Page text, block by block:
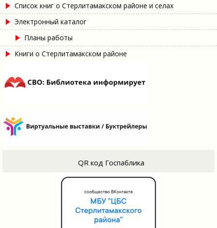
Список книг о Стерлитамакском районе и селах
Электронный каталог
Планы работы
Книги о Стерлитамакском районе
QR код Госпаблика